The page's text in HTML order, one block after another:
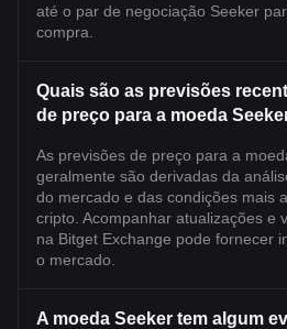
até o par de negociação Seeker
compra.
Quais são as previsões
de preço para a moeda
As previsões de preço para a
geralmente são derivadas da
do mercado e das condições mais
cripto. Acompanhar atualizações e
na Bitget Exchange pode fornecer
o mercado.
A moeda Seeker tem algum